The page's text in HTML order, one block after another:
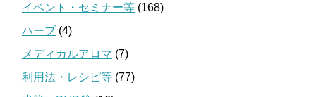
イベント・セミナー等 (168)
ハーブ (4)
メディカルアロマ (7)
利用法・レシピ等 (77)